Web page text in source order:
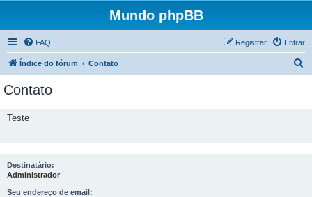
Mundo phpBB
FAQ Entrar
Registrar
Índice do fórum Contato
Contato
Teste
Destinatário:
Administrador
Seu endereço de email: